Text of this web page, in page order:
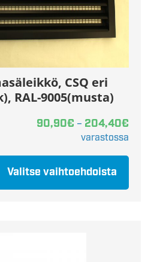
CSQ eri
RAL-9005(musta)
90,90€ – 204,40€
varastossa
Valitse vaihtoehdoista